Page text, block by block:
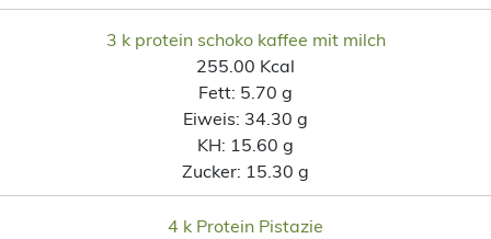
3 k protein schoko kaffee mit milch
255.00 Kcal
Fett: 5.70 g
Eiweis: 34.30 g
KH: 15.60 g
Zucker: 15.30 g
4 k Protein Pistazie